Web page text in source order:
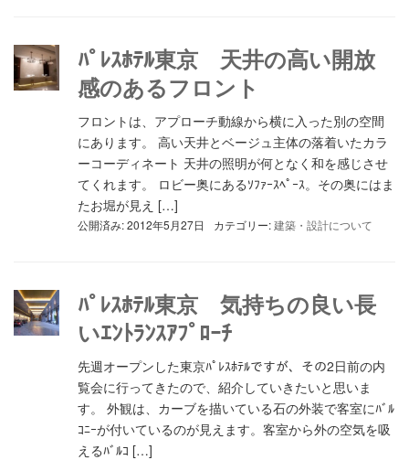
ﾊﾟﾚｽﾎﾃﾙ東京 天井の高い開放
感のあるフロント
フロントは、アプローチ動線から横に入った別の空間
にあります。 高い天井とベージュ主体の落着いたカラ
ーコーディネート 天井の照明が何となく和を感じさせ
てくれます。 ロビー奥にあるｿﾌｧｰｽﾍﾟｰｽ。その奥にはま
たお堀が見え […]
公開済み: 2012年5月27日 カテゴリー:建築・設計について
ﾊﾟﾚｽﾎﾃﾙ東京 気持ちの良い長
いｴﾝﾄﾗﾝｽｱﾌﾟﾛｰﾁ
先週オープンした東京ﾊﾟﾚｽﾎﾃﾙですが、その2日前の内
覧会に行ってきたので、紹介していきたいと思いま
す。 外観は、カーブを描いている石の外装で客室にﾊﾞﾙ
ｺﾆｰが付いているのが見えます。客室から外の空気を吸
えるﾊﾞﾙｺ […]